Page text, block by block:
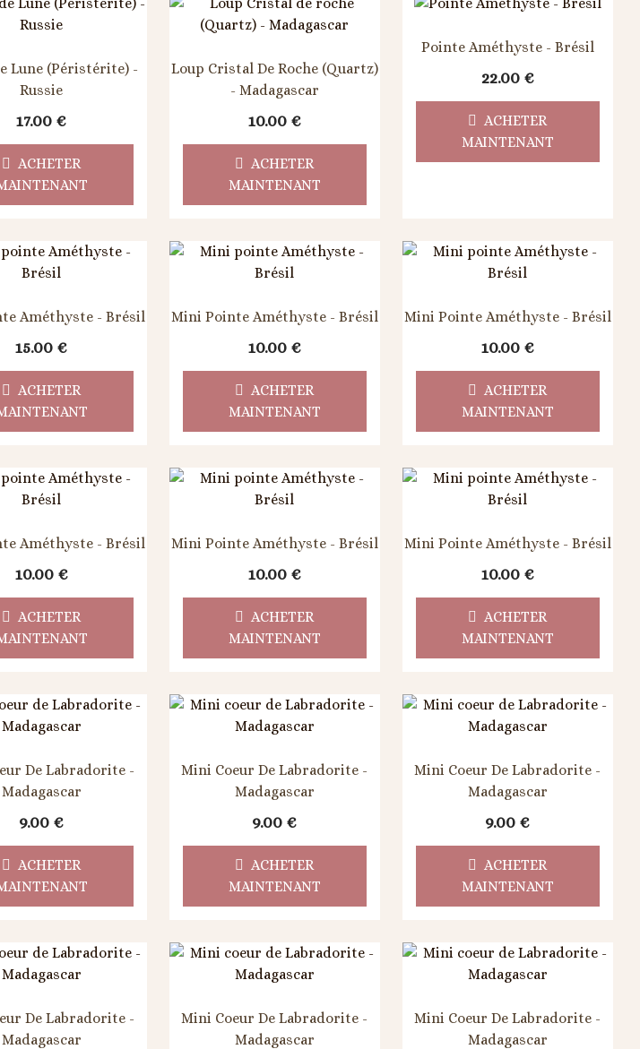
Lune (Péristérite) -
Russie
17.00 €
ACHETER
Loup Cristal De Roche (Quartz)
- Madagascar
10.00 €
ACHETER
MAINTENANT
Pointe Améthyste - Brésil
22.00 €
ACHETER
MAINTENANT
Améthyste - Brésil
15.00 €
ACHETER
Mini Pointe Améthyste - Brésil
10.00 €
ACHETER
MAINTENANT
Mini Pointe Améthyste - Brésil
10.00 €
ACHETER
MAINTENANT
Améthyste - Brésil
10.00 €
ACHETER
Mini Pointe Améthyste - Brésil
10.00 €
ACHETER
MAINTENANT
Mini Pointe Améthyste - Brésil
10.00 €
ACHETER
MAINTENANT
De Labradorite -
Madagascar
9.00 €
ACHETER
Mini Coeur De Labradorite -
Madagascar
9.00 €
ACHETER
MAINTENANT
Mini Coeur De Labradorite -
Madagascar
9.00 €
ACHETER
MAINTENANT
De Labradorite -
Madagascar
Mini Coeur De Labradorite -
Madagascar
Mini Coeur De Labradorite -
Madagascar